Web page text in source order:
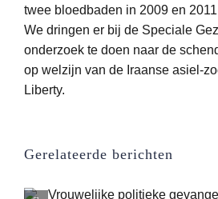
twee bloedbaden in 2009 en
We dringen er bij de Speciale
onderzoek te doen naar de
op welzijn van de Iraanse asiel-
Liberty.
Gerelateerde berichten